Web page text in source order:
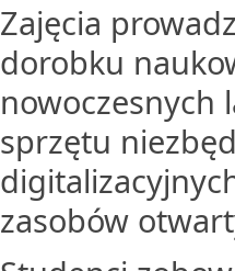
Zajęcia
dorobku
nowoczesnych
sprzętu
zasobów